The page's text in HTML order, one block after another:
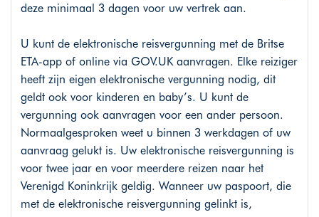
deze minimaal 3 dagen voor uw vertrek aan.
U kunt de elektronische reisvergunning met de Britse
ETA-app of online via GOV.UKaanvragen. Elke reiziger
heeft zijn eigen elektronische vergunning nodig, dit
geldt ook voor kinderen en baby’s. U kunt de
vergunning ook aanvragen voor een ander persoon.
Normaalgesproken weet u binnen 3 werkdagen of uw
aanvraag gelukt is. Uw elektronische reisvergunning is
voor twee jaar en voor meerdere reizen naar het
Verenigd Koninkrijk geldig. Wanneer uw paspoort, die
met de elektronische reisvergunning gelinkt is,